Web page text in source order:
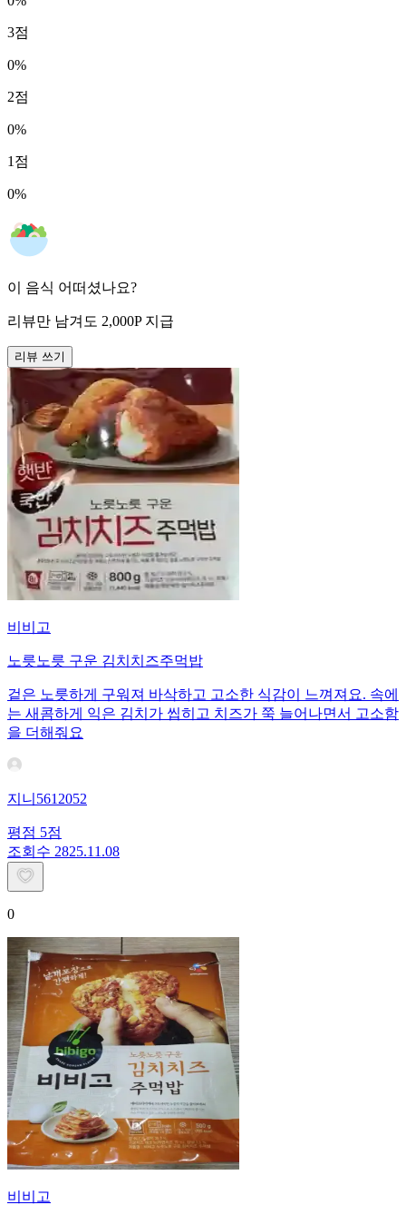
3점
0%
2점
0%
1 점
0%
이 음식 어떠셨나요?
리뷰만 남겨도 2,000P 지급
리뷰 쓰기
비비고
노릇노릇 구운 김치치즈주먹밥
겉은 노릇하게 구워져 바삭하고 고소한 식감이 느껴져요. 속에
는 새콤하게 익은 김치가 씹히고 치즈가 쭉 늘어나면서 고소함
을 더해줘요
지니5612052
평점 5점
조회수 2825.11.08
0
비비고